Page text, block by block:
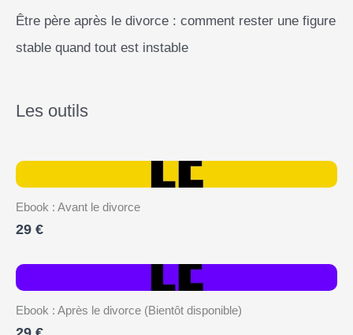
Être père après le divorce : comment rester une figure
stable quand tout est instable
Les outils
Ebook : Avant le divorce
29 €
Ebook : Après le divorce (Bientôt disponible)